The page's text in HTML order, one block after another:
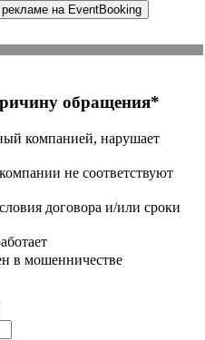
на EventBooking
обращения*
компанией, нарушает
не соответствуют
договора и/или сроки
в мошенничестве